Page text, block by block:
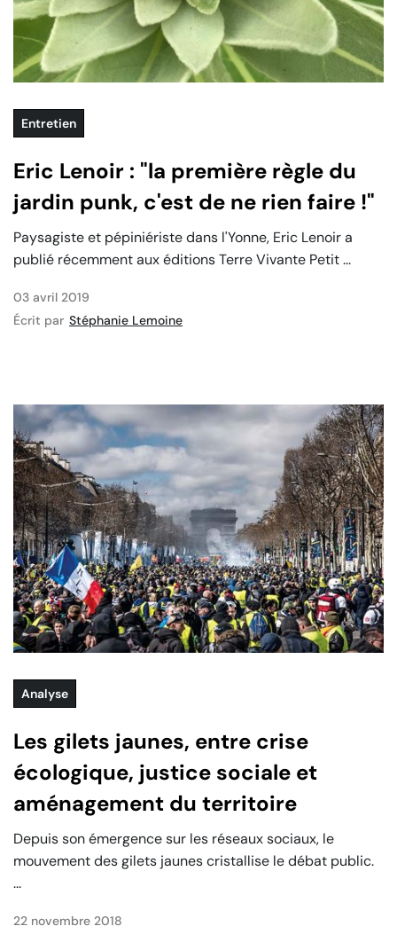
Entretien
Eric Lenoir : "la première règle du
jardin punk, c'est de ne rien faire !"
Paysagiste et pépiniériste dans l'Yonne, Eric Lenoir a
publié récemment aux éditions Terre Vivante Petit ...
03 avril 2019
Écrit par Stéphanie Lemoine
Analyse
Les gilets jaunes, entre crise
écologique, justice sociale et
aménagement du territoire
Depuis son émergence sur les réseaux sociaux, le
mouvement des gilets jaunes cristallise le débat public.
...
22 novembre 2018